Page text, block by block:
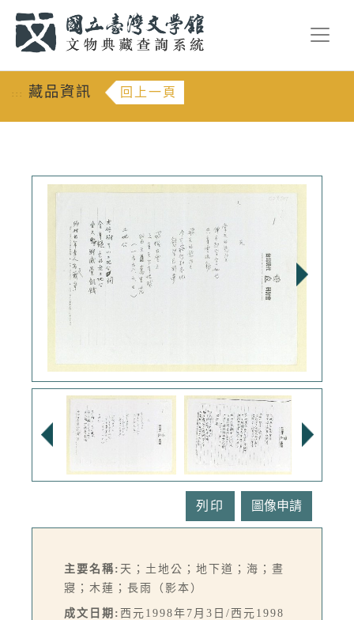
::: 藏品資訊 回上一頁
列印
主要名稱: 天；土地公；地下道；海；晝
寢；木蓮；長雨（影本）
成文日期: 西元1998年7月3日/西元1998